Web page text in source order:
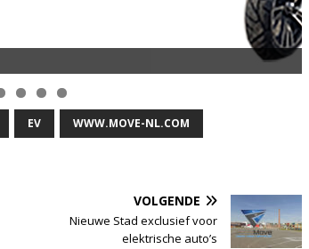
EV WWW.MOVE-NL.COM
VOLGENDE
Nieuwe Stad exclusief voor
elektrische auto’s